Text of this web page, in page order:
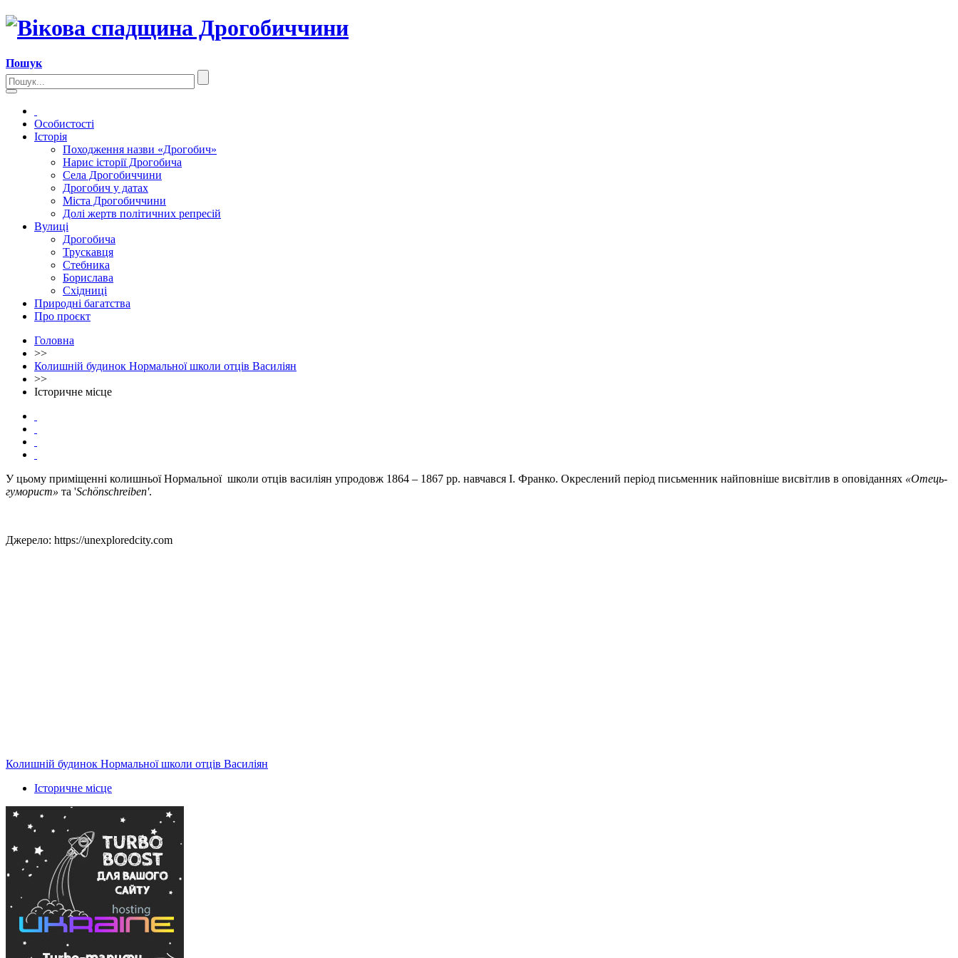
Пошук
Особистості
Історія
Походження назви «Дрогобич»
Нарис історії Дрогобича
Села Дрогобиччини
Дрогобич у датах
Міста Дрогобиччини
Долі жертв політичних репресій
Вулиці
Дрогобича
Трускавця
Стебника
Борислава
Східниці
Природні багатства
Про проєкт
Головна
>>
Колишній будинок Нормальної школи отців Василіян
>>
Історичне місце
У цьому приміщенні колишньої Нормальної школи отців василіян упродовж 1864 – 1867 рр. навчався І. Франко. Окреслений період письменник найповніше висвітлив в оповіданнях «Отець-
гуморист» та 'Schönschreiben'.
Джерело: https://unexploredcity.com
Колишній будинок Нормальної школи отців Василіян
Історичне місце